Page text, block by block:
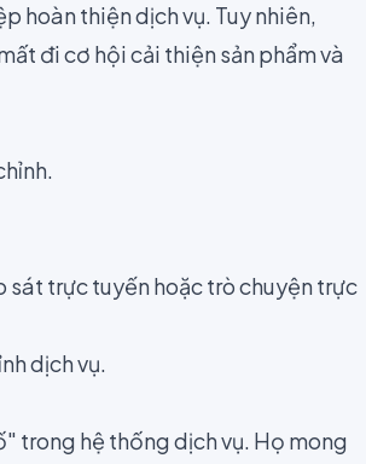
hoàn thiện dịch vụ. Tuy nhiên,
đi cơ hội cải thiện sản phẩm và
sát trực tuyến hoặc trò chuyện trực
dịch vụ.
trong hệ thống dịch vụ. Họ mong